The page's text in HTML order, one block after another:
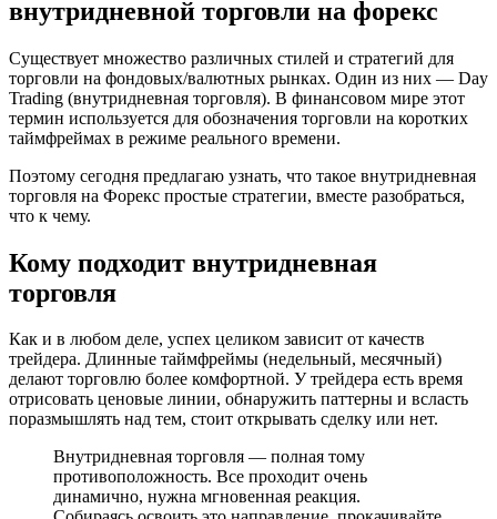
внутридневной торговли на форекс
Существует множество различных стилей и стратегий для
торговли на фондовых/валютных рынках. Один из них — Day
Trading (внутридневная торговля). В финансовом мире этот
термин используется для обозначения торговли на коротких
таймфреймах в режиме реального времени.
Поэтому сегодня предлагаю узнать, что такое внутридневная
торговля на Форекс простые стратегии, вместе разобраться,
что к чему.
Кому подходит внутридневная
торговля
Как и в любом деле, успех целиком зависит от качеств
трейдера. Длинные таймфреймы (недельный, месячный)
делают торговлю более комфортной. У трейдера есть время
отрисовать ценовые линии, обнаружить паттерны и всласть
поразмышлять над тем, стоит открывать сделку или нет.
Внутридневная торговля — полная тому
противоположность. Все проходит очень
динамично, нужна мгновенная реакция.